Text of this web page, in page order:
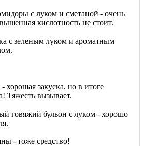
с луком и сметаной - очень
кислотность не стоит.
с зеленым луком и ароматным
хорошая закуска, но в итоге
Тяжесть вызывает.
говяжий бульон с луком - хорошо
- тоже средство!